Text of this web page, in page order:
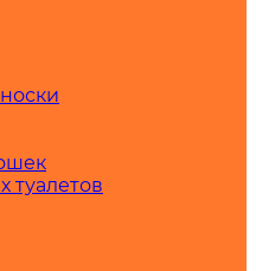
туалетов